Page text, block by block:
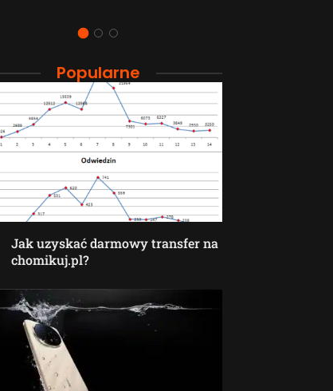
Popularne
Jak uzyskać darmowy transfer na
chomikuj.pl?